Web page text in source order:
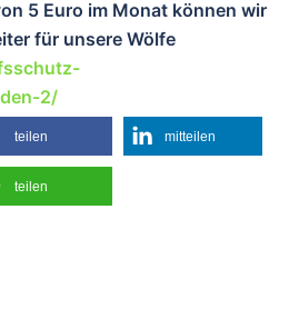
5 Euro im Monat können wir
ter für unsere Wölfe
2/
teilen mitteilen
teilen